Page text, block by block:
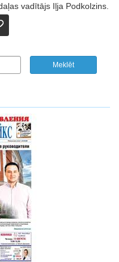
vadītājs Iļja Podkolzins.